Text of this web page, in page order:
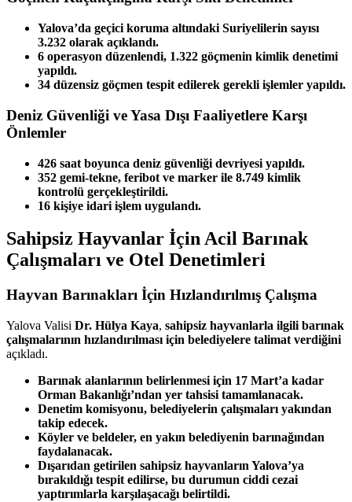
Yalova’da geçici koruma altındaki Suriyelilerin sayısı
3.232 olarak açıklandı.
6 operasyon düzenlendi, 1.322 göçmenin kimlik denetimi
yapıldı.
34 düzensiz göçmen tespit edilerek gerekli işlemler yapıldı.
Deniz Güvenliği ve Yasa Dışı Faaliyetlere Karşı
Önlemler
426 saat boyunca deniz güvenliği devriyesi yapıldı.
352 gemi-tekne, feribot ve marker ile 8.749 kimlik
kontrolü gerçekleştirildi.
16 kişiye idari işlem uygulandı.
Sahipsiz Hayvanlar İçin Acil Barınak
Çalışmaları ve Otel Denetimleri
Hayvan Barınakları İçin Hızlandırılmış Çalışma
Yalova Valisi Dr. Hülya Kaya, sahipsiz hayvanlarla ilgili barınak
çalışmalarının hızlandırılması için belediyelere talimat verdiğini
açıkladı.
Barınak alanlarının belirlenmesi için 17 Mart’a kadar
Orman Bakanlığı’ndan yer tahsisi tamamlanacak.
Denetim komisyonu, belediyelerin çalışmaları yakından
takip edecek.
Köyler ve beldeler, en yakın belediyenin barınağından
faydalanacak.
Dışarıdan getirilen sahipsiz hayvanların Yalova’ya
bırakıldığı tespit edilirse, bu durumun ciddi cezai
yaptırımlarla karşılaşacağı belirtildi.